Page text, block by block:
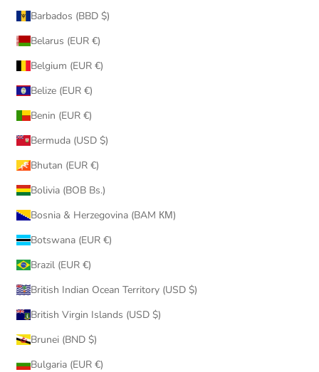
Barbados (BBD $)
Belarus (EUR €)
Belgium (EUR €)
Belize (EUR €)
Benin (EUR €)
Bermuda (USD $)
Bhutan (EUR €)
Bolivia (BOB Bs.)
Bosnia & Herzegovina (BAM КМ)
Botswana (EUR €)
Brazil (EUR €)
British Indian Ocean Territory (USD $)
British Virgin Islands (USD $)
Brunei (BND $)
Bulgaria (EUR €)